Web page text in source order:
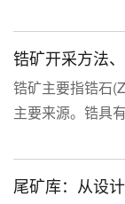
锆矿开采方法
锆矿主要指锆石
主要来源。锆具
应用涉及核工
个领域，尤其在
尾矿库：从设